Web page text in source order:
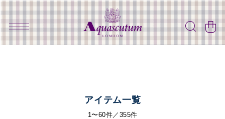
アイテム一覧
1〜60件／355件